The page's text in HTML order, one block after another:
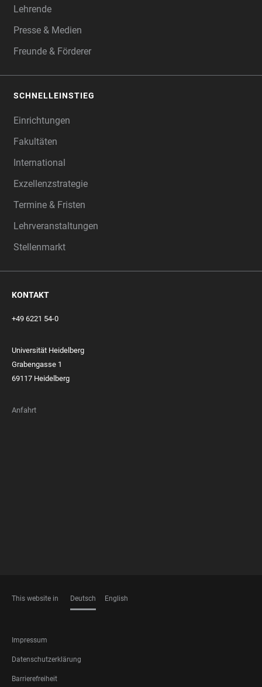
Lehrende
Presse & Medien
Freunde & Förderer
SCHNELLEINSTIEG
Einrichtungen
Fakultäten
International
Exzellenzstrategie
Termine & Fristen
Lehrveranstaltungen
Stellenmarkt
KONTAKT
+49 6221 54-0
Universität Heidelberg
Grabengasse 1
69117 Heidelberg
Anfahrt
This website in Deutsch English
FOOTER
LEGAL
Impressum
Datenschutzerklärung
Barrierefreiheit